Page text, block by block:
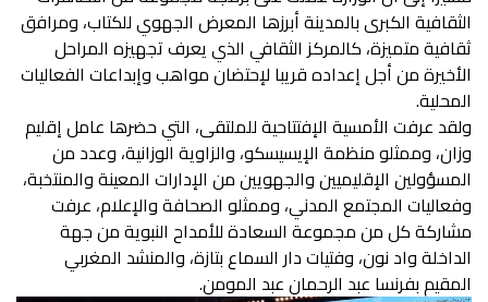
الثقافية الكبرى بالمدينة أبرزها المعرض الجهوي للكتاب، ومرافق
ثقافية متميزة، كالمركز الثقافي الذي يعرف تجهيزه المراحل
الأخيرة من أجل إعداده قريبا لإحتضان مواهب وإبداعات الفعاليات
المحلية.
ولقد عرفت الأمسية الإفتتاحية للملتقى، التي حضرها عامل إقليم
وزان، وممثلو منظمة الإيسيسكو، والزاوية الوزانية، وعدد من
المسؤولين الإقليميين والجهويين من الإدارات المعينة والمنتخبة،
وفعاليات المجتمع المدني، وممثلو الصحافة والإعلام، عرفت
مشاركة كل من مجموعة السعادة للأمداح النبوية من جهة
الداخلة واد نون، وفتيات دار السماع بتازة، والمنشد المغربي
المقيم بفرنسا عبد الرحمان عبد المومن.